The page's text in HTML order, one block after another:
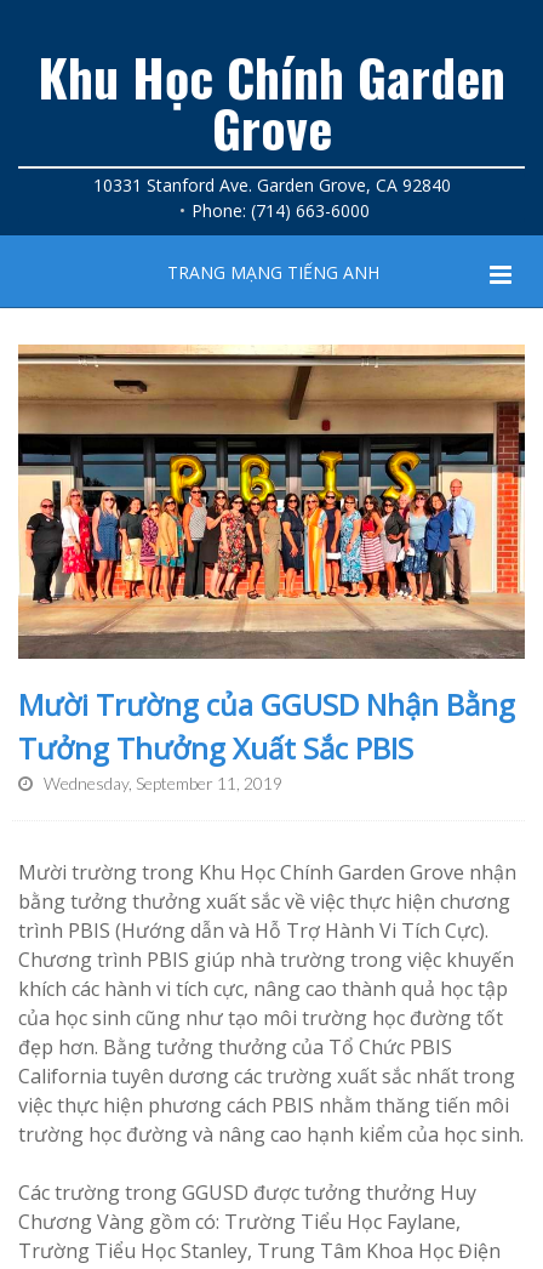
Khu Học Chính Garden
Grove
10331 Stanford Ave. Garden Grove, CA 92840
Phone: (714) 663-6000
TRANG MẠNG TIẾNG ANH
Mười Trường của GGUSD Nhận Bằng
Tưởng Thưởng Xuất Sắc PBIS
Wednesday, September 11, 2019
Mười trường trong Khu Học Chính Garden Grove nhận
bằng tưởng thưởng xuất sắc về việc thực hiện chương
trình PBIS (Hướng dẫn và Hỗ Trợ Hành Vi Tích Cực).
Chương trình PBIS giúp nhà trường trong việc khuyến
khích các hành vi tích cực, nâng cao thành quả học tập
của học sinh cũng như tạo môi trường học đường tốt
đẹp hơn. Bằng tưởng thưởng của Tổ Chức PBIS
California tuyên dương các trường xuất sắc nhất trong
việc thực hiện phương cách PBIS nhằm thăng tiến môi
trường học đường và nâng cao hạnh kiểm của học sinh.
Các trường trong GGUSD được tưởng thưởng Huy
Chương Vàng gồm có: Trường Tiểu Học Faylane,
Trường Tiểu Học Stanley, Trung Tâm Khoa Học Điện